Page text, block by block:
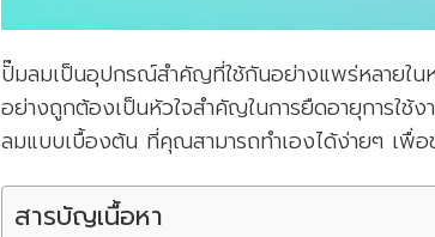
ปั๊มลมเป็นอุปกรณ์สำคัญที่ใช้กันอย่างแพร่หลายใน
อย่างถูกต้องเป็นหัวใจสำคัญในการยืดอายุการใช้
ลมแบบเบื้องต้น ที่คุณสามารถทำเองได้ง่ายๆ เพื่
สารบัญเนื้อหา